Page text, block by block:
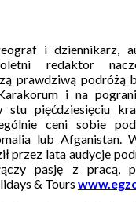
i dziennikarz,
redaktor
prawdziwą podróżą
i na
stu pięćdziesięciu
ceni sobie
lub Afganistan.
przez lata audycje
pasję z pracą,
& Tours